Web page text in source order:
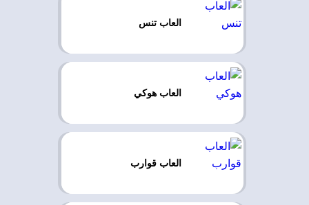
العاب تنس
العاب هوكي
العاب قوارب